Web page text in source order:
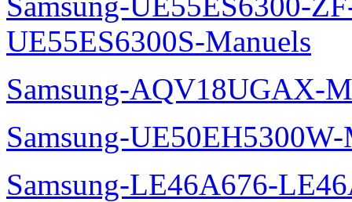
UE55ES6300S-Manuels
Samsung-AQV18UGAX-
Samsung-UE50EH5300W-
Samsung-LE46A676-